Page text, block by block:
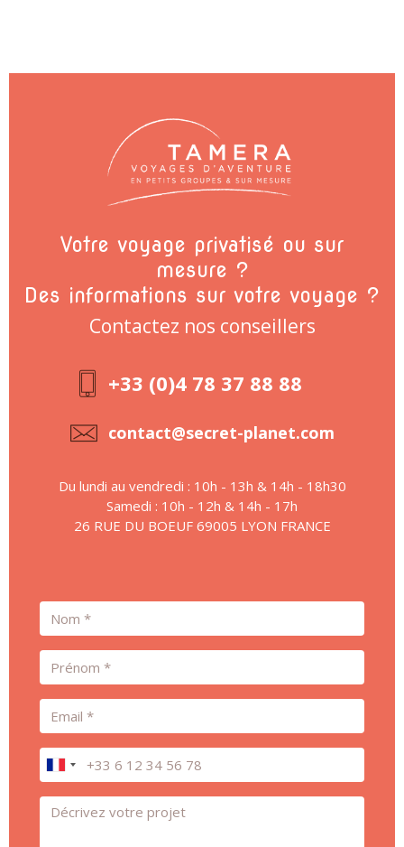
Votre voyage privatisé ou sur
mesure ?
Des informations sur votre voyage ?
Contactez nos conseillers
+33 (0)4 78 37 88 88
contact@secret-planet.com
Du lundi au vendredi : 10h - 13h & 14h - 18h30
Samedi : 10h - 12h & 14h - 17h
26 RUE DU BOEUF 69005 LYON FRANCE
Nom
Prénom
Email
Téléphone
Message *